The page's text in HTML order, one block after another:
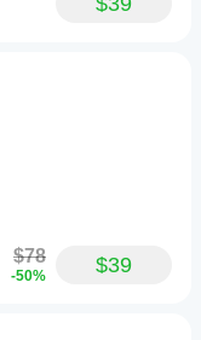
$78
-50% $39